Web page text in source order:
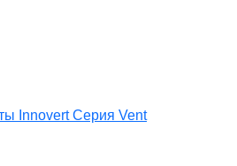
Innovert Серия Vent